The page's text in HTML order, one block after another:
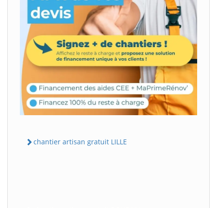
chantier artisan gratuit LILLE